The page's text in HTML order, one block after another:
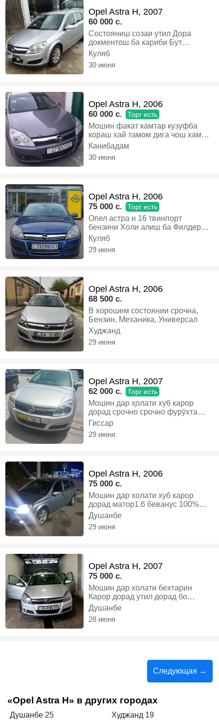
Opel Astra H, 2007
60 000 c.
Состояниш созаи утил Дора
докментош ба кариби Бут
мешава. Нав матори 1.8 кабрга
задмш кам кам масла мехра.
Сабаби фрушиш мошин ховаи
Куляб
30 июня
Opel Astra H, 2006
60 000 c. Торг есть
Мошин факат камтар кузуфба
кораш хай тамом дига чош хамаш
нав караги утил тех хай, Дизель,
Механика, Универсал
Канибадам
30 июня
Opel Astra H, 2006
75 000 c. Торг есть
Опел астра н 16 твинпорт
бензини Холи алиш ба Филдер
гибрид, Бензин, Механика,
Универсал
Куляб
29 июня
Opel Astra H, 2006
68 500 c.
В хорошем состоянии срочна,
Бензин, Механика, Универсал
Худжанд
29 июня
Opel Astra H, 2007
62 000 c. Торг есть
Мошин дар ҳолати хуб карор
дорад срочно срочно фурӯхта
мешавад, Газ-бензин, Механика,
Универсал
Гиссар
29 июня
Opel Astra H, 2006
75 000 c.
Мошин дар холати хуб карор
дорад матор1.6 беванус 100%
кондиционер яхча утилизация
дорад, Газ-бензин, Механика,
Универсал
Душанбе
29 июня
Opel Astra H, 2007
75 000 c.
Мошин дар холати бехтарин
Карор дорад утил дорад бо
МУОМИЛА мешавад, Бензин,
Механика, Универсал
Душанбе
28 июня
Следующая →
«Opel Astra H» в других городах
Душанбе 25 Худжанд 19